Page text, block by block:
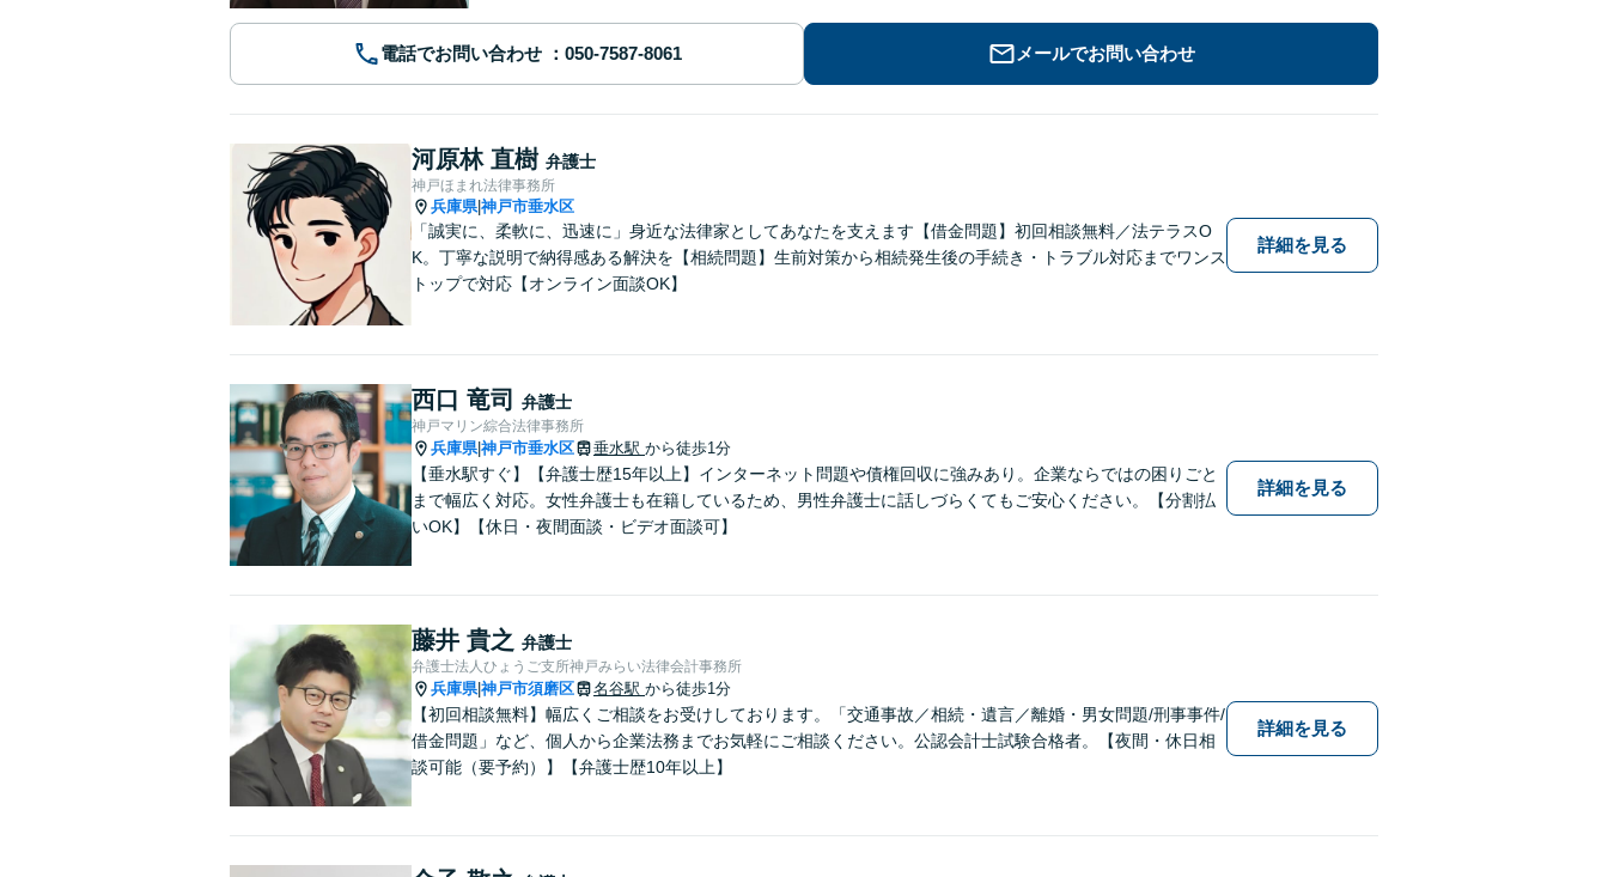
電話でお問い合わせ メールでお問い合わせ
河原林 直樹 弁護士
神戸ほまれ法律事務所
兵庫県|神戸市垂水区
「誠実に、柔軟に、迅速に」身近な法律家としてあなたを支えます【借金問題】初回相談無料／法テラスO
K。丁寧な説明で納得感ある解決を【相続問題】生前対策から相続発生後の手続き・トラブル対応までワンス
トップで対応【オンライン面談OK】
詳細を見る
西口 竜司 弁護士
神戸マリン綜合法律事務所
兵庫県|神戸市垂水区 垂水駅 から徒歩1分
【垂水駅すぐ】【弁護士歴15年以上】インターネット問題や債権回収に強みあり。企業ならではの困りごと
まで幅広く対応。女性弁護士も在籍しているため、男性弁護士に話しづらくてもご安心ください。【分割払
いOK】【休日・夜間面談・ビデオ面談可】
詳細を見る
藤井 貴之 弁護士
弁護士法人ひょうご支所神戸みらい法律会計事務所
兵庫県|神戸市須磨区 名谷駅 から徒歩1分
【初回相談無料】幅広くご相談をお受けしております。「交通事故／相続・遺言／離婚・男女問題/刑事事件/
借金問題」など、個人から企業法務までお気軽にご相談ください。公認会計士試験合格者。【夜間・休日相
談可能（要予約）】【弁護士歴10年以上】
詳細を見る